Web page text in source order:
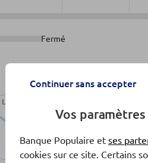
Fermé
Continuer sans accepter
Vos
Banque Populaire et ses
cookies sur ce site. Certains